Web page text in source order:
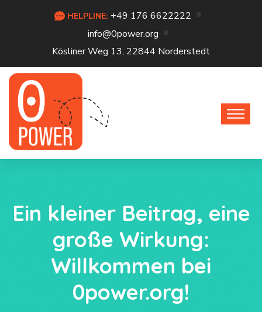
HELPLINE: +49 176 6622222
info@0power.org
Kösliner Weg 13, 22844 Norderstedt
Ein kleiner Beitrag, eine
große Wirkung:
Willkommen bei
0power.org!